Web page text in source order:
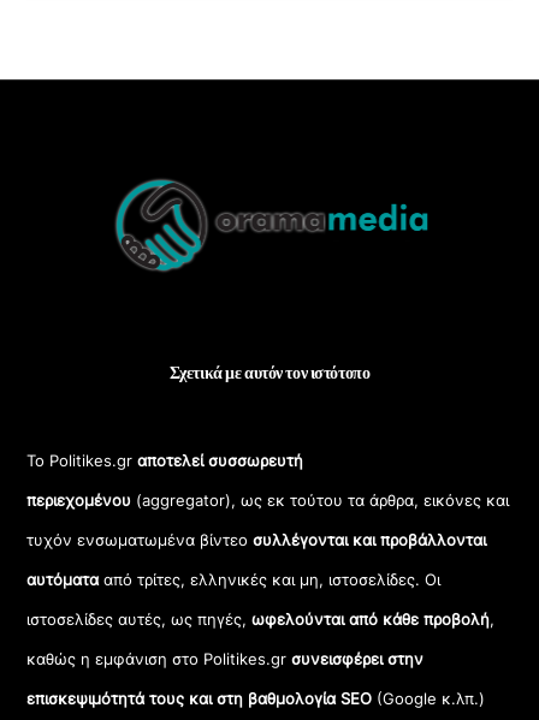
Top
Σχετικά με αυτόν τον ιστότοπο
Το Politikes.grαποτελεί συσσωρευτή
περιεχομένου (aggregator), ως εκ τούτου τα άρθρα, εικόνες και
τυχόν ενσωματωμένα βίντεοσυλλέγονται και προβάλλονται
αυτόματααπό τρίτες, ελληνικές και μη, ιστοσελίδες. Οι
ιστοσελίδες αυτές, ως πηγές,ωφελούνται από κάθε προβολή,
καθώς η εμφάνιση στο Politikes.gr συνεισφέρει στην
επισκεψιμότητά τους και στη βαθμολογία SEO (Google κ.λπ.)